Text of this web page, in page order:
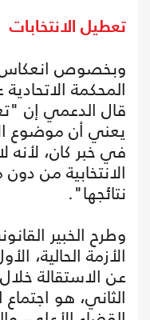
تعطيل الانتخابات
وبخصوص انعكاس
المحكمة الاتحادية
قال الدعمي إن
يعني أن موضوع
في خبر كان،
الانتخابية من
نتائجها".
وطرح الخبير
الأزمة الحالية،
الثاني، هو